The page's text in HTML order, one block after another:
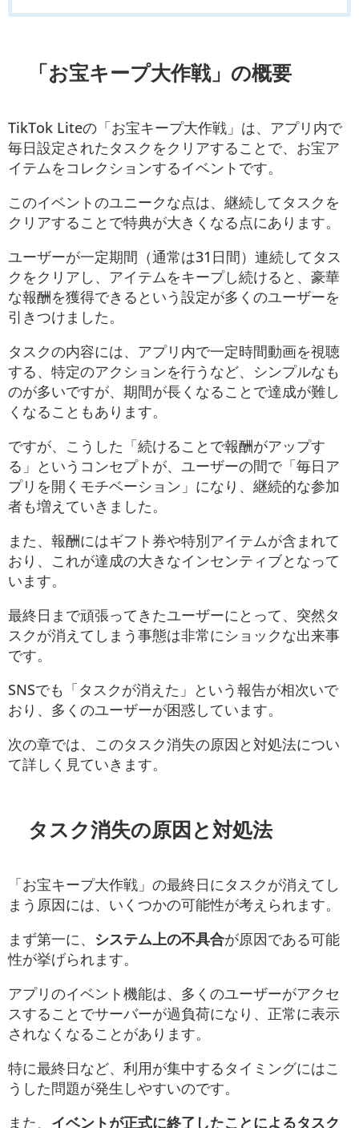
「お宝キープ大作戦」の概要
TikTok Liteの「お宝キープ大作戦」は、アプリ内で
毎日設定されたタスクをクリアすることで、お宝ア
イテムをコレクションするイベントです。
このイベントのユニークな点は、継続してタスクを
クリアすることで特典が大きくなる点にあります。
ユーザーが一定期間（通常は31日間）連続してタス
クをクリアし、アイテムをキープし続けると、豪華
な報酬を獲得できるという設定が多くのユーザーを
引きつけました。
タスクの内容には、アプリ内で一定時間動画を視聴
する、特定のアクションを行うなど、シンプルなも
のが多いですが、期間が長くなることで達成が難し
くなることもあります。
ですが、こうした「続けることで報酬がアップす
る」というコンセプトが、ユーザーの間で「毎日ア
プリを開くモチベーション」になり、継続的な参加
者も増えていきました。
また、報酬にはギフト券や特別アイテムが含まれて
おり、これが達成の大きなインセンティブとなって
います。
最終日まで頑張ってきたユーザーにとって、突然タ
スクが消えてしまう事態は非常にショックな出来事
です。
SNSでも「タスクが消えた」という報告が相次いで
おり、多くのユーザーが困惑しています。
次の章では、このタスク消失の原因と対処法につい
て詳しく見ていきます。
タスク消失の原因と対処法
「お宝キープ大作戦」の最終日にタスクが消えてし
まう原因には、いくつかの可能性が考えられます。
まず第一に、 システム上の不具合が原因である可能
性が挙げられます。
アプリのイベント機能は、多くのユーザーがアクセ
スすることでサーバーが過負荷になり、正常に表示
されなくなることがあります。
特に最終日など、利用が集中するタイミングにはこ
うした問題が発生しやすいのです。
また、 イベントが正式に終了したことによるタスク